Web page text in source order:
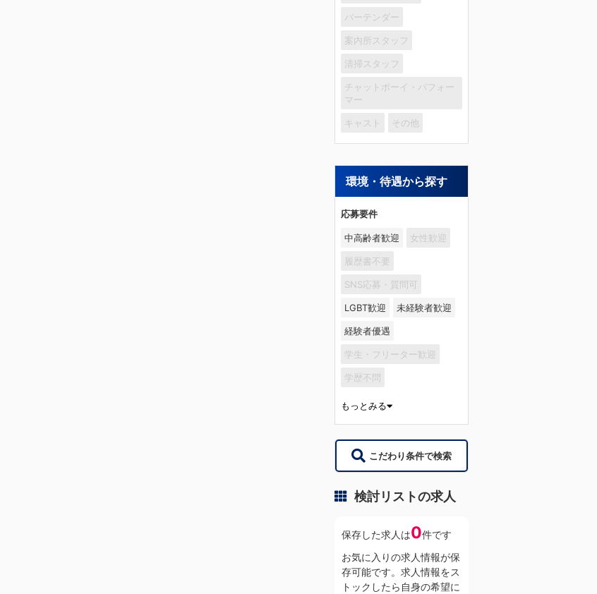
バーテンダー
案内所スタッフ
清掃スタッフ
チャットボーイ・パフォー
マー
キャスト その他
環境・待遇から探す
応募要件
中高齢者歓迎 女性歓迎
履歴書不要
SNS応募・質問可
LGBT歓迎 未経験者歓迎
経験者優遇
学生・フリーター歓迎
学歴不問
もっとみる
こだわり条件で検索
検討リストの求人
保存した求人は0件です
お気に入りの求人情報が保
存可能です。求人情報をス
トックしたら自身の希望に